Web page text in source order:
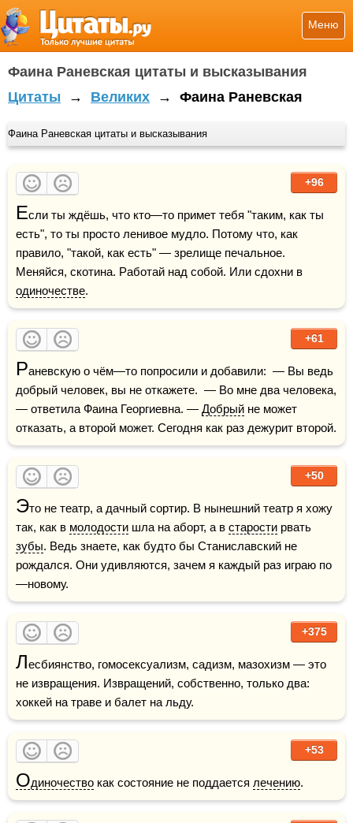
Меню
Фаина Раневская цитаты и высказывания
Цитаты → Великих → Фаина Раневская
Фаина Раневская цитаты и высказывания
+96
Если ты ждёшь, что кто—то примет тебя "таким, как ты
есть", то ты просто ленивое мудло. Потому что, как
правило, "такой, как есть" — зрелище печальное.
одиночестве.
+61
Раневскую о чём—то попросили и добавили:  — Вы ведь
добрый человек, вы не откажете.  — Во мне два человека,
— ответила Фаина Георгиевна. — Добрый не может
отказать, а второй может. Сегодня как раз дежурит второй.
+50
Это не театр, а дачный сортир. В нынешний театр я хожу
так, как в молодости шла на аборт, а в старости
зубы. Ведь знаете, как будто бы Станиславский не
рождался. Они удивляются, зачем я каждый раз играю по
—новому.
+375
Лесбиянство, гомосексуализм, садизм, мазохизм — это
не извращения. Извращений, собственно, только два:
хоккей на траве и балет на льду.
+53
Одиночество как состояние не поддается лечению.